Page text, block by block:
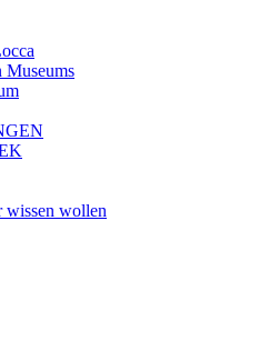
Museums
wissen wollen